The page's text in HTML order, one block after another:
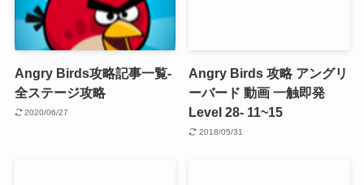
Angry Birds攻略記事一覧-
全ステージ攻略
2020/06/27
Angry Birds 攻略 アングリ
ーバード 動画 一触即発
Level 28- 11~15
2018/05/31